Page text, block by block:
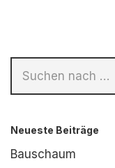
Neueste Beiträge
Bauschaum